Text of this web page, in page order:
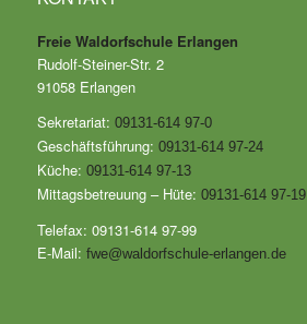
Freie Waldorfschule Erlangen
Rudolf-Steiner-Str. 2
91058 Erlangen
Sekretariat: 09131-614 97-0
Geschäftsführung: 09131-614 97-24
Küche: 09131-614 97-13
Mittagsbetreuung – Hüte: 09131-614 97-19
Telefax: 09131-614 97-99
E-Mail: fwe@waldorfschule-erlangen.de